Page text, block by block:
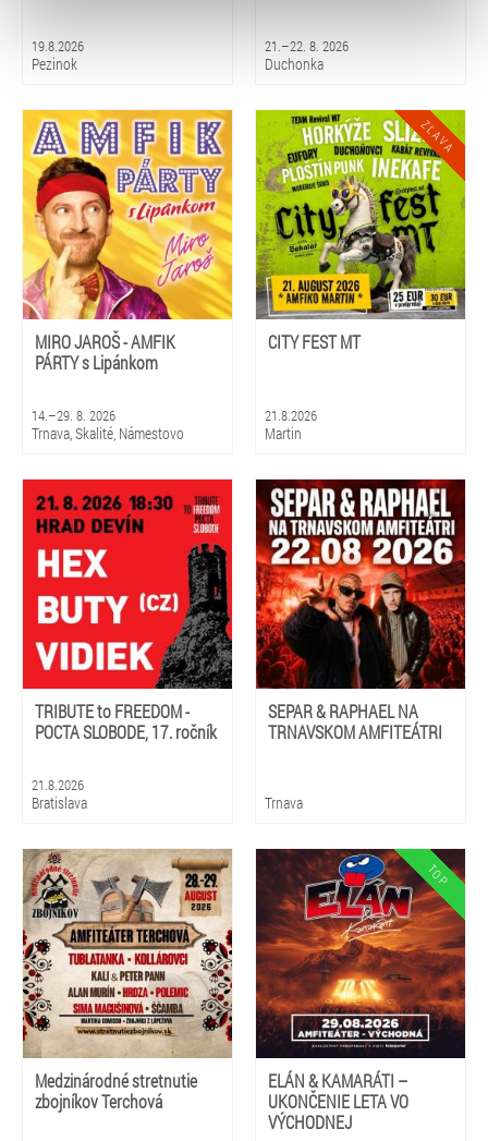
volbu můžete kdykoliv změnit v zápatí stránky v záložce
19.8.2026
Pezinok
21.–22. 8. 2026
Duchonka
MIRO JAROŠ - AMFIK
PÁRTY s Lipánkom
14.–29. 8. 2026
Trnava, Skalité, Námestovo
CITY FEST MT
21.8.2026
Martin
TRIBUTE to FREEDOM -
POCTA SLOBODE, 17. ročník
21.8.2026
Bratislava
SEPAR & RAPHAEL NA
TRNAVSKOM AMFITEÁTRI
Trnava
Medzinárodné stretnutie
zbojníkov Terchová
ELÁN & KAMARÁTI –
UKONČENIE LETA VO
VÝCHODNEJ